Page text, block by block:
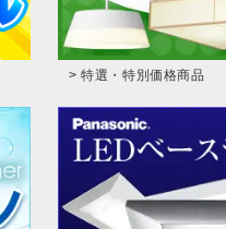
> 特選・特別価格商品